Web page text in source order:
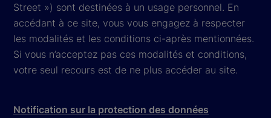
Street ») sont destinées à un usage personnel. En
accédant à ce site, vous vous engagez à respecter
les modalités et les conditions ci-après mentionnées.
Si vous n’acceptez pas ces modalités et conditions,
votre seul recours est de ne plus accéder au site.
Notification sur la protection des données